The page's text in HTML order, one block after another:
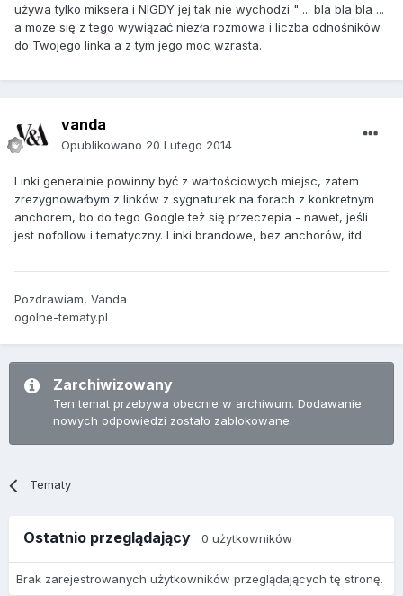
używa tylko miksera i NIGDY jej tak nie wychodzi " ... bla bla bla ...
a moze się z tego wywiązać niezła rozmowa i liczba odnośników
do Twojego linka a z tym jego moc wzrasta.
vanda
Opublikowano 20 Lutego 2014
Linki generalnie powinny być z wartościowych miejsc, zatem
zrezygnowałbym z linków z sygnaturek na forach z konkretnym
anchorem, bo do tego Google też się przeczepia - nawet, jeśli
jest nofollow i tematyczny. Linki brandowe, bez anchorów, itd.
Pozdrawiam, Vanda
ogolne-tematy.pl
Zarchiwizowany
Ten temat przebywa obecnie w archiwum. Dodawanie
nowych odpowiedzi zostało zablokowane.
Tematy
Ostatnio przeglądający 0 użytkowników
Brak zarejestrowanych użytkowników przeglądających tę stronę.